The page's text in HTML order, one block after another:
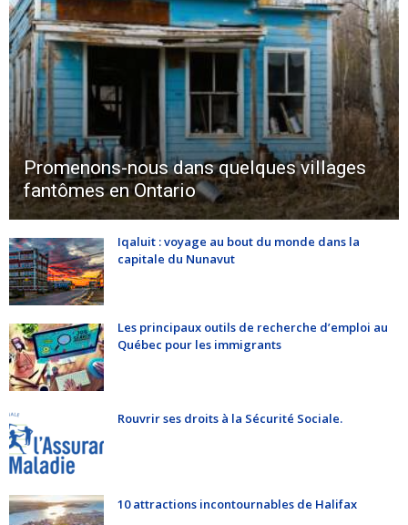
Promenons-nous dans quelques villages
fantômes en Ontario
Iqaluit : voyage au bout du monde dans la
capitale du Nunavut
Les principaux outils de recherche d’emploi au
Québec pour les immigrants
Rouvrir ses droits à la Sécurité Sociale.
10 attractions incontournables de Halifax